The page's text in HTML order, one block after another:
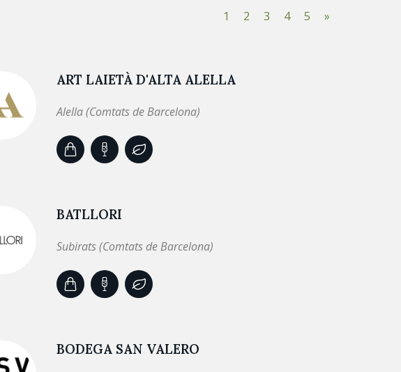
1 2 3 4 5 »
ART LAIETÀ D'ALTA ALELLA
Alella (Comtats de Barcelona)
BATLLORI
Subirats (Comtats de Barcelona)
BODEGA SAN VALERO